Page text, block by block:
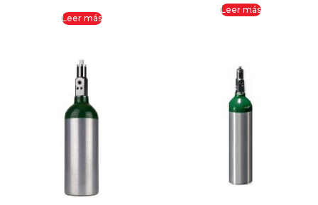
Leer más
Leer más